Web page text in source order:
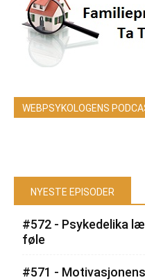
WEBPSYKOLOGENS
NYESTE EPISODER
#572 - Psykedelika
føle
#571 -